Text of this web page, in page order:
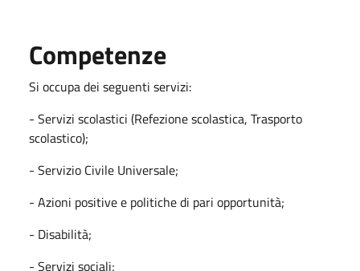
Competenze
Si occupa dei seguenti servizi:
- Servizi scolastici (Refezione scolastica, Trasporto
scolastico);
- Servizio Civile Universale;
- Azioni positive e politiche di pari opportunità;
- Disabilità;
- Servizi sociali;